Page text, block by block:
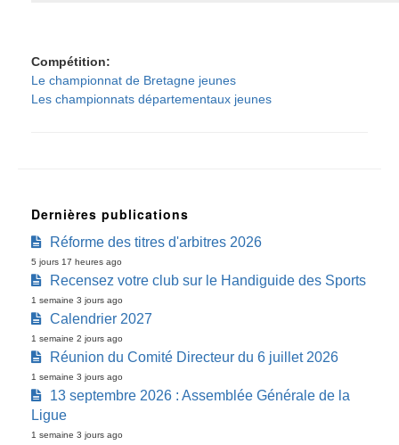
Compétition
Le championnat de Bretagne jeunes
Les championnats départementaux jeunes
Dernières publications
Réforme des titres d'arbitres 2026
5 jours 17 heures ago
Recensez votre club sur le Handiguide des Sports
1 semaine 3 jours ago
Calendrier 2027
1 semaine 2 jours ago
Réunion du Comité Directeur du 6 juillet 2026
1 semaine 3 jours ago
13 septembre 2026 : Assemblée Générale de la
Ligue
1 semaine 3 jours ago